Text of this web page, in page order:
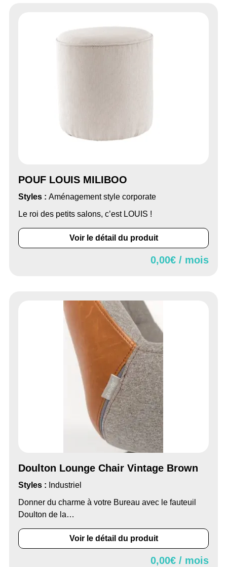
POUF LOUIS MILIBOO
Styles : Aménagement style corporate
Le roi des petits salons, c’est LOUIS !
0,00€ / mois
Voir le détail du produit
Doulton Lounge Chair Vintage Brown
Styles : Industriel
Donner du charme à votre Bureau avec le fauteuil
Doulton de la…
0,00€ / mois
Voir le détail du produit